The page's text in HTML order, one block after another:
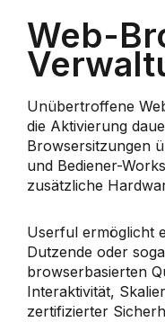
Web-
Unübertroffene
die Aktivierung
Browsersitzungen
und Bediener-
zusätzliche
Userful ermöglicht
Dutzende oder
browserbasierten
Interaktivität,
zertifizierter